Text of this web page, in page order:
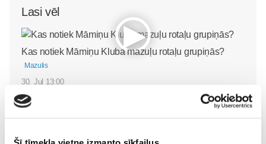
Lasi vēl
Kas notiek Māmiņu Kluba mazuļu rotaļu grupiņās?
Mazulis
30. Jul 13:00